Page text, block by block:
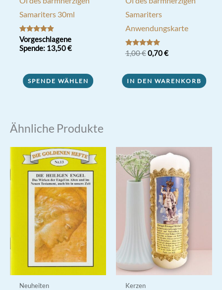
Samariters 30ml
Bewertet mit
4.84
von 5
Vorgeschlagene
Spende: 13,50€
SPENDE WÄHLEN
Samariters
Anwendungskarte
Bewertet mit
5.00
1,00€ Ursprünglicher
1,00 €
0,70€Aktueller
0,70 €.
IN DEN WARENKORB
Ähnliche Produkte
Neuheiten Kerzen